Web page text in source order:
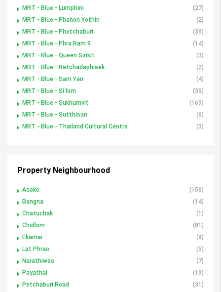
MRT - Blue - Lumphini
(27)
MRT - Blue - Phahon Yothin
(2)
MRT - Blue - Phetchaburi
(39)
MRT - Blue - Phra Ram 9
(14)
MRT - Blue - Queen Sirikit
(3)
MRT - Blue - Ratchadaphisek
(2)
MRT - Blue - Sam Yan
(4)
MRT - Blue - Si lom
(35)
MRT - Blue - Sukhumvit
(169)
MRT - Blue - Sutthisan
(6)
MRT - Blue - Thailand Cultural Centre
(3)
Property Neighbourhood
Asoke
(156)
Bangna
(14)
Chatuchak
(1)
Chidlom
(81)
Ekamai
(8)
Lat Phrao
(5)
Narathiwas
(7)
Payathai
(19)
Petchaburi Road
(31)